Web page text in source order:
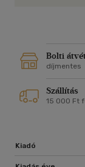
Bolti
díjmentes
Szállítás
15 000 Ft
Kiadó